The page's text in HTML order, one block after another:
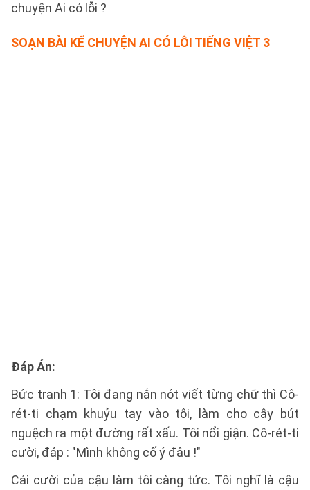
chuyện Ai có lỗi ?
SOẠN BÀI KỂ CHUYỆN AI CÓ LỖI TIẾNG VIỆT 3
Đáp Án:
Bức tranh 1: Tôi đang nắn nót viết từng chữ thì Cô-
rét-ti chạm khuỷu tay vào tôi, làm cho cây bút
nguệch ra một đường rất xấu. Tôi nổi giận. Cô-rét-ti
cười, đáp : "Mình không cố ý đâu !"
Cái cười của cậu làm tôi càng tức. Tôi nghĩ là cậu